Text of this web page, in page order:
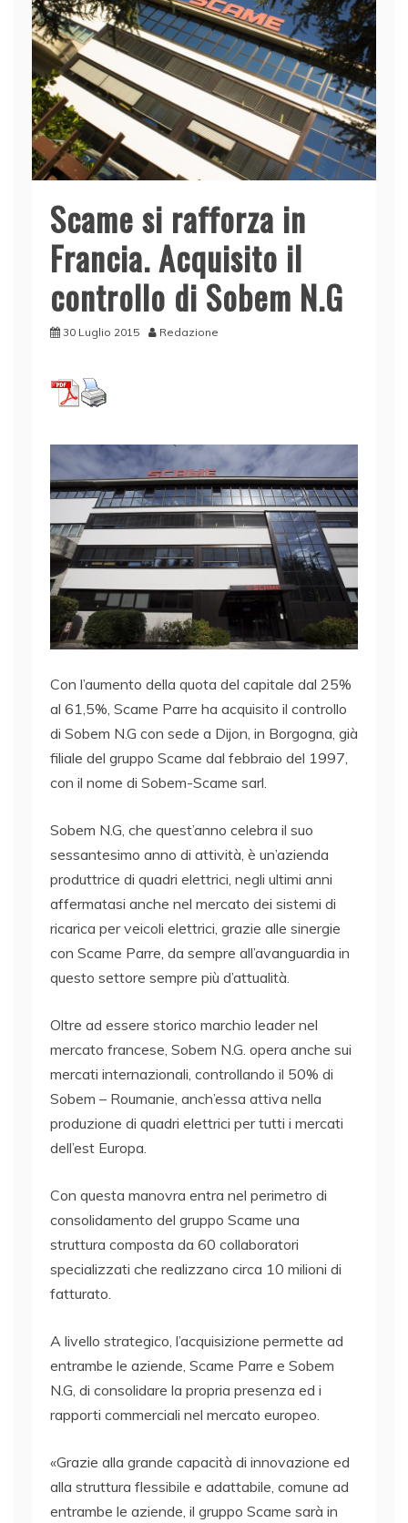
Scame si rafforza in
Francia. Acquisito il
controllo di Sobem N.G
30 Luglio 2015 Redazione
Con l’aumento della quota del capitale dal 25%
al 61,5%, Scame Parre ha acquisito il controllo
di Sobem N.G con sede a Dijon, in Borgogna, già
filiale del gruppo Scame dal febbraio del 1997,
con il nome di Sobem-Scame sarl.
Sobem N.G, che quest’anno celebra il suo
sessantesimo anno di attività, è un’azienda
produttrice di quadri elettrici, negli ultimi anni
affermatasi anche nel mercato dei sistemi di
ricarica per veicoli elettrici, grazie alle sinergie
con Scame Parre, da sempre all’avanguardia in
questo settore sempre più d’attualità.
Oltre ad essere storico marchio leader nel
mercato francese, Sobem N.G. opera anche sui
mercati internazionali, controllando il 50% di
Sobem – Roumanie, anch’essa attiva nella
produzione di quadri elettrici per tutti i mercati
dell’est Europa.
Con questa manovra entra nel perimetro di
consolidamento del gruppo Scame una
struttura composta da 60 collaboratori
specializzati che realizzano circa 10 milioni di
fatturato.
A livello strategico, l’acquisizione permette ad
entrambe le aziende, Scame Parre e Sobem
N.G, di consolidare la propria presenza ed i
rapporti commerciali nel mercato europeo.
«Grazie alla grande capacità di innovazione ed
alla struttura flessibile e adattabile, comune ad
entrambe le aziende, il gruppo Scame sarà in